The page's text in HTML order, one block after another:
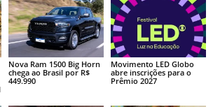
Nova Ram 1500 Big Horn
chega ao Brasil por R$
449.990
Movimento LED Globo
abre inscrições para o
Prêmio 2027